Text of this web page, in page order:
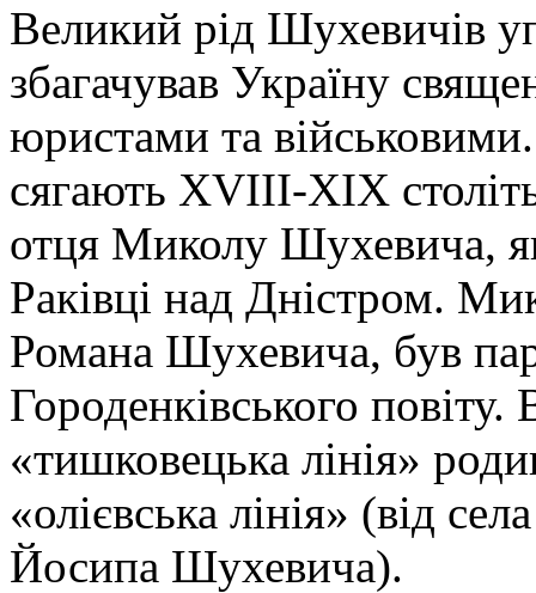
Великий рід Шухевичів
збагачував Україну
юристами та
сягають XVIII-XIX
отця Миколу Шухевича,
Раківці над Дністром.
Романа Шухевича, був
Городенківського
«тишковецька лінія»
«олієвська лінія» (від
Йосипа Шухевича).